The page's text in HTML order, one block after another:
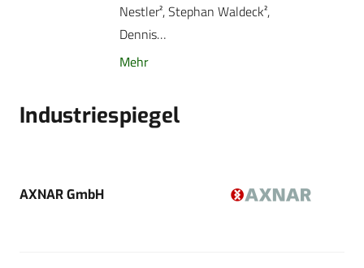
Nestler², Stephan Waldeck²,
Dennis…
Mehr
Industriespiegel
AXNAR GmbH